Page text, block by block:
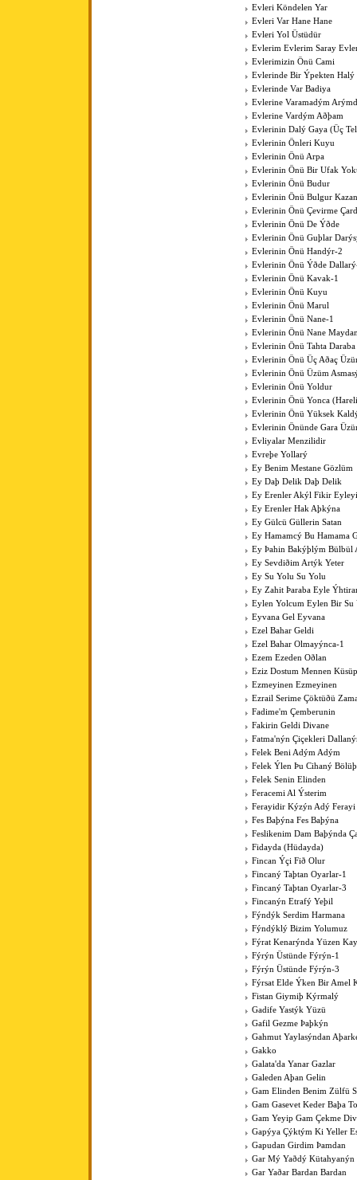
Evleri Köndelen Yar
Evleri Var Hane Hane
Evleri Yol Üstüdür
Evlerim Evlerim Saray
Evlerimizin Önü Cami
Evlerinde Bir Ýpekten Halý
Evlerinde Var Badiya
Evlerine Varamadým
Evlerine Vardým Aðþam
Evlerinin Dalý Gaya (Üç
Evlerinin Önleri Kuyu
Evlerinin Önü Arpa
Evlerinin Önü Bir Ufak
Evlerinin Önü Budur
Evlerinin Önü Bulgur
Evlerinin Önü Çevirme
Evlerinin Önü De Ýðde
Evlerinin Önü Guþlar
Evlerinin Önü Handýr-2
Evlerinin Önü Ýðde
Evlerinin Önü Kavak-1
Evlerinin Önü Kuyu
Evlerinin Önü Marul
Evlerinin Önü Nane-1
Evlerinin Önü Nane
Evlerinin Önü Tahta Daraba
Evlerinin Önü Üç Aðaç
Evlerinin Önü Üzüm
Evlerinin Önü Yoldur
Evlerinin Önü Yonca
Evlerinin Önü Yüksek
Evlerinin Önünde Gara
Evliyalar Menzilidir
Evreþe Yollarý
Ey Benim Mestane Gözlüm
Ey Daþ Delik Daþ Delik
Ey Erenler Akýl Fikir
Ey Erenler Hak Aþkýna
Ey Gülcü Güllerin Satan
Ey Hamamcý Bu Hamama
Ey Þahin Bakýþlým Bülbül
Ey Sevdiðim Artýk Yeter
Ey Su Yolu Su Yolu
Ey Zahit Þaraba Eyle
Eylen Yolcum Eylen Bir Su
Eyvana Gel Eyvana
Ezel Bahar Geldi
Ezel Bahar Olmayýnca-1
Ezem Ezeden Oðlan
Eziz Dostum Mennen
Ezmeyinen Ezmeyinen
Ezrail Serime Çöktüðü
Fadime'm Çemberunin
Fakirin Geldi Divane
Fatma'nýn Çiçekleri
Felek Beni Adým Adým
Felek Ýlen Þu Cihaný
Felek Senin Elinden
Feracemi Al Ýsterim
Ferayidir Kýzýn Adý Ferayi
Fes Baþýna Fes Baþýna
Feslikenim Dam Baþýnda
Fidayda (Hüdayda)
Fincan Ýçi Fið Olur
Fincaný Taþtan Oyarlar-1
Fincaný Taþtan Oyarlar-3
Fincanýn Etrafý Yeþil
Fýndýk Serdim Harmana
Fýndýklý Bizim Yolumuz
Fýrat Kenarýnda Yüzen
Fýrýn Üstünde Fýrýn-1
Fýrýn Üstünde Fýrýn-3
Fýrsat Elde Ýken Bir Amel
Fistan Giymiþ Kýrmalý
Gadife Yastýk Yüzü
Gafil Gezme Þaþkýn
Gahmut Yaylasýndan
Gakko
Galata'da Yanar Gazlar
Galeden Aþan Gelin
Gam Elinden Benim Zülfü
Gam Gasevet Keder Baþa
Gam Yeyip Gam Çekme
Gapýya Çýktým Ki Yeller
Gapudan Girdim Þamdan
Gar Mý Yaðdý Kütahyanýn
Gar Yaðar Bardan Bardan